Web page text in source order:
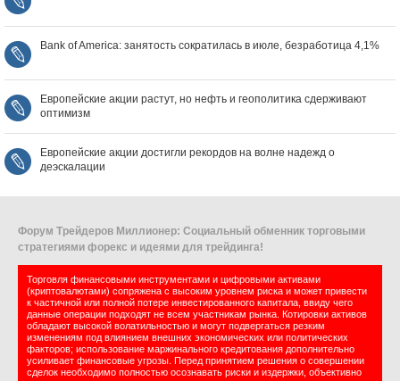
Bank of America: занятость сократилась в июле, безработица 4,1%
Европейские акции растут, но нефть и геополитика сдерживают
оптимизм
Европейские акции достигли рекордов на волне надежд о
деэскалации
Форум Трейдеров Миллионер: Социальный обменник торговыми
стратегиями форекс и идеями для трейдинга!
Торговля финансовыми инструментами и цифровыми активами
(криптовалютами) сопряжена с высоким уровнем риска и может привести
к частичной или полной потере инвестированного капитала, ввиду чего
данные операции подходят не всем участникам рынка. Котировки активов
обладают высокой волатильностью и могут подвергаться резким
изменениям под влиянием внешних экономических или политических
факторов; использование маржинального кредитования дополнительно
усиливает финансовые угрозы. Перед принятием решения о совершении
сделок необходимо полностью осознавать риски и издержки, объективно